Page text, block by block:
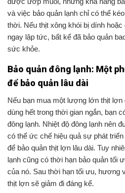
và việc bảo quản lạnh chỉ có thể
thời. Nếu thịt xông khói bị dính
ngay lập tức, bất kể đã bảo quản
sức khỏe.
Bảo quản đông lạnh: Một
để bảo quản lâu dài
Nếu bạn mua một lượng lớn thịt
dùng hết trong thời gian ngắn, bạn
đông lạnh. Nhiệt độ đông lạnh nên
có thể ức chế hiệu quả sự phát
để bảo quản thịt lợn lâu dài. Tuy
lạnh cũng có thời hạn bảo quản tối
của nó. Sau thời hạn tối ưu, hương
thịt lợn sẽ giảm đi đáng kể.